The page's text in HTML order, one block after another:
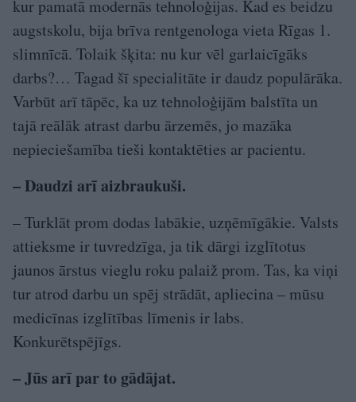
kur pamatā modernās tehnoloģijas. Kad es beidzu
augstskolu, bija brīva rentgenologa vieta Rīgas 1.
slimnīcā. Tolaik šķita: nu kur vēl garlaicīgāks
darbs?… Tagad šī specialitāte ir daudz populārāka.
Varbūt arī tāpēc, ka uz tehnoloģijām balstīta un
tajā reālāk atrast darbu ārzemēs, jo mazāka
nepieciešamība tieši kontaktēties ar pacientu.
– Daudzi arī aizbraukuši.
– Turklāt prom dodas labākie, uzņēmīgākie. Valsts
attieksme ir tuvredzīga, ja tik dārgi izglītotus
jaunos ārstus vieglu roku palaiž prom. Tas, ka viņi
tur atrod darbu un spēj strādāt, apliecina – mūsu
medicīnas izglītības līmenis ir labs.
Konkurētspējīgs.
– Jūs arī par to gādājat.